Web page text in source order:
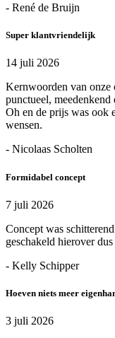
- René de Bruijn
Super klantvriendelijk
14 juli 2026
Kernwoorden van
punctueel,
Oh en de prijs was ook
wensen.
- Nicolaas Scholten
Formidabel concept
7 juli 2026
Concept was
geschakeld hierover
- Kelly Schipper
Hoeven niets meer
3 juli 2026